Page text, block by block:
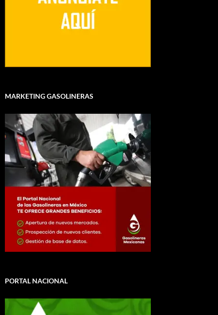
MARKETING GASOLINERAS
PORTAL NACIONAL